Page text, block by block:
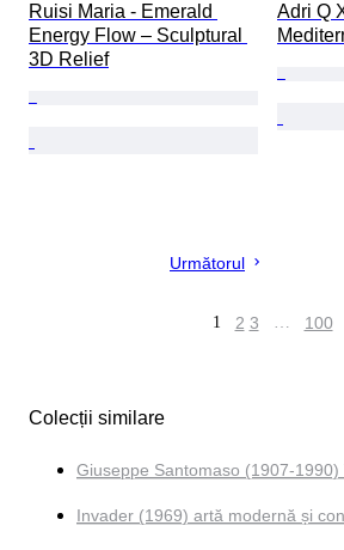
Ruisi Maria - Emerald
Energy Flow – Sculptural
3D Relief
Adri Q
Următorul
1 2 3 … 100
Colecții similare
Giuseppe Santomaso (1907-1990)
Invader (1969) artă modernă și